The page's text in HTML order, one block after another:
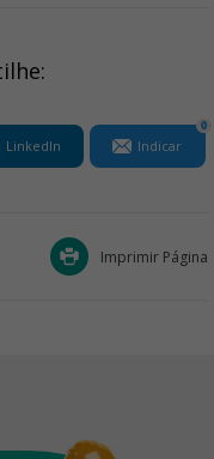
LinkedIn Indicar
0
Imprimir Página